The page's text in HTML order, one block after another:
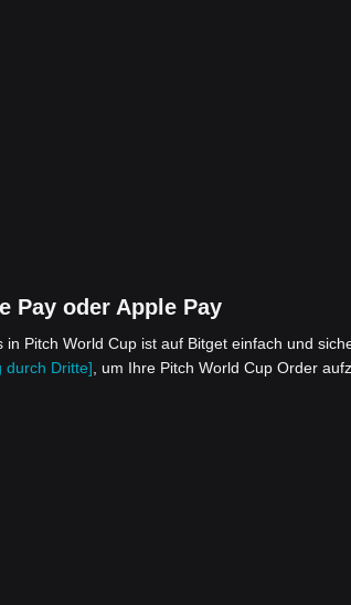
Pay oder Apple Pay
Pitch World Cup ist auf Bitget einfach und
durch Dritte] , um Ihre Pitch World Cup Order